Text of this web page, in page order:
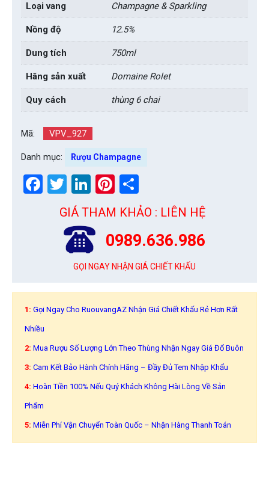
Loại vang Champagne & Sparkling
Nồng độ 12.5%
Dung tích 750ml
Hãng sản xuất Domaine Rolet
Quy cách thùng 6 chai
Mã: VPV_927
Danh mục: Rượu Champagne
Facebook
Twitter
LinkedIn
Pinterest
GIÁ THAM KHẢO : LIÊN HỆ
0989.636.986
GỌI NGAY NHẬN GIÁ CHIẾT KHẤU
1: Gọi Ngay Cho RuouvangAZ Nhận Giá Chiết Khấu Rẻ Hơn Rất
Nhiều
2: Mua Rượu Số Lượng Lớn Theo Thùng Nhận Ngay Giá Đổ Buôn
3: Cam Kết Bảo Hành Chính Hãng – Đầy Đủ Tem Nhập Khẩu
4: Hoàn Tiền 100% Nếu Quý Khách Không Hài Lòng Về Sản
Phẩm
5: Miễn Phí Vận Chuyển Toàn Quốc – Nhận Hàng Thanh Toán